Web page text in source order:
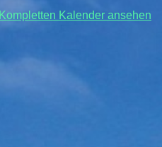
Kompletten Kalender ansehen